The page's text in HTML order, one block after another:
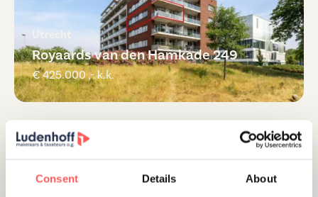
Consent Details About
Utrecht
Royaards van den Hamkade 249
€ 425.000 ,- k.k.
Verkocht